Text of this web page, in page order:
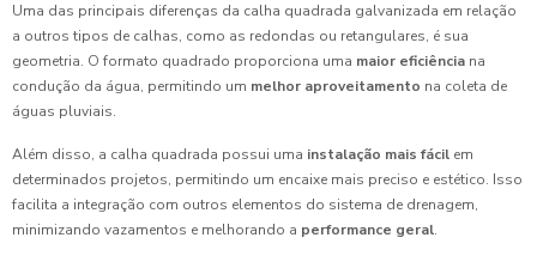
Uma das principais diferenças da calha quadrada galvanizada em relação
a outros tipos de calhas, como as redondas ou retangulares, é sua
geometria. O formato quadrado proporciona uma maior eficiência na
condução da água, permitindo um melhor aproveitamento na coleta de
águas pluviais.
Além disso, a calha quadrada possui uma instalação mais fácil em
determinados projetos, permitindo um encaixe mais preciso e estético. Isso
facilita a integração com outros elementos do sistema de drenagem,
minimizando vazamentos e melhorando a performance geral.